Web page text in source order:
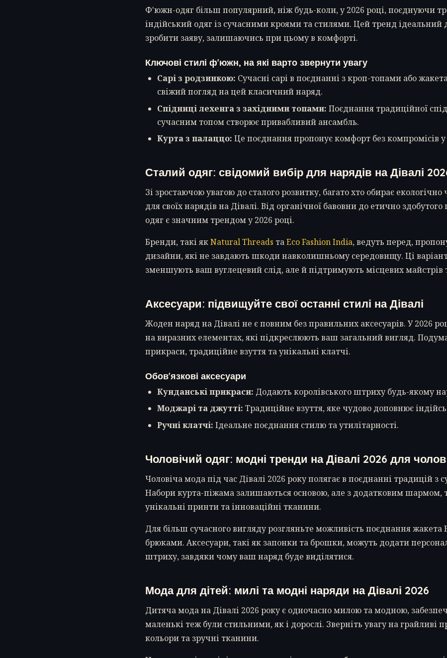
Ф'южн-одяг більш популярний, ніж будь-коли, у 2026 році, поєднуючи
індійський одяг із сучасними кроями та стилями. Цей тренд ідеальний
зробити заяву, залишаючись при цьому в комфорті.
Ключові стилі ф'южн, на які варто звернути увагу
Сарі з родзинкою: Сучасні сарі в поєднанні з кроп-топами або
свіжий погляд на цей класичний наряд.
Спідниці лехенга з західними топами: Поєднання традиційної
сучасним топом створює привабливий ансамбль.
Курта з палаццо: Це поєднання пропонує комфорт без компромісів у
Сталий одяг: свідомий вибір для нарядів на Дівалі
Зі зростаючою увагою до сталого розвитку, багато хто обирає екологічно
для своїх нарядів на Дівалі. Від органічної бавовни до етично
одяг є значним трендом у 2026 році.
Бренди, такі якNatural Threads таEco Fashion India, ведуть перед,
дизайни, які не завдають шкоди навколишньому середовищу. Ці
зменшують ваш вуглецевий слід, але й підтримують місцевих майстрів
Аксесуари: підвищуйте свої останні стилі на Дівалі
Жоден наряд на Дівалі не є повним без правильних аксесуарів. У 2026
на виразних елементах, які підкреслюють ваш загальний вигляд.
прикраси, традиційне взуття та унікальні клатчі.
Обов'язкові аксесуари
Кунданські прикраси: Додають королівського штриху будь-якому
Моджарі та джутті: Традиційне взуття, яке чудово доповнює
Ручні клатчі: Ідеальне поєднання стилю та утилітарності.
Чоловічий одяг: модні тренди на Дівалі 2026 для
Чоловіча мода під час Дівалі 2026 року полягає в поєднанні традицій
Набори курта-піжама залишаються основою, але з додатковим шармом,
унікальні принти та інноваційні тканини.
Для більш сучасного вигляду розгляньте можливість поєднання жакета
брюками. Аксесуари, такі як запонки та брошки, можуть додати
штриху, завдяки чому ваш наряд буде виділятися.
Мода для дітей: милі та модні наряди на Дівалі 2026
Дитяча мода на Дівалі 2026 року є одночасно милою та модною,
маленькі теж були стильними, як і дорослі. Зверніть увагу на грайливі
кольори та зручні тканини.